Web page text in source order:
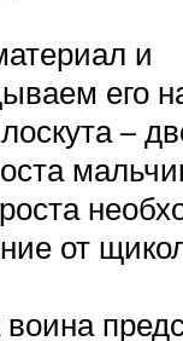
и
его
–
от